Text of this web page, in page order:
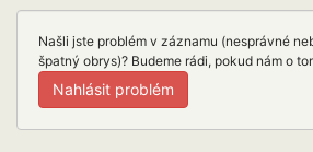
Našli jste problém v záznamu (nesprávné
špatný obrys)? Budeme rádi, pokud nám o
Nahlásit problém